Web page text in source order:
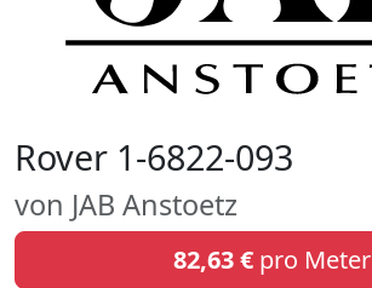
Rover 1-6822-093
von JAB Anstoetz
82,63 €pro Meter